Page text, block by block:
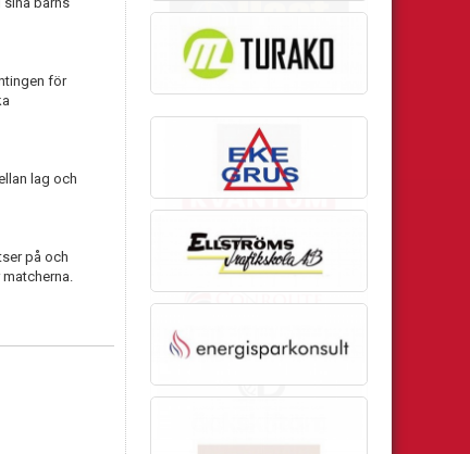
för
lag och
på och